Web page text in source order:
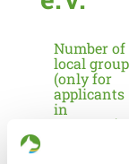
Number of
local group
(only for
applicants
in
Germany):